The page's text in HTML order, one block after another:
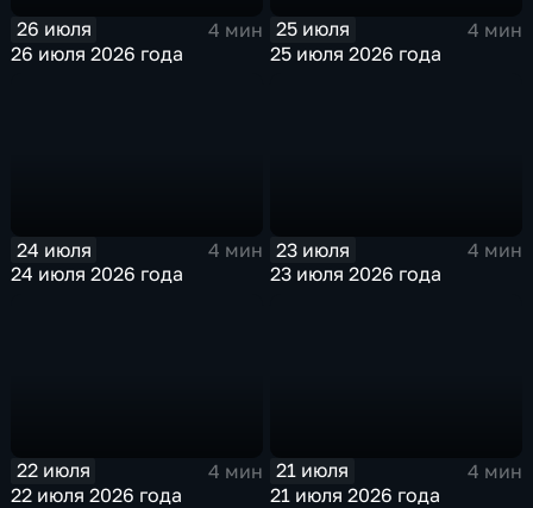
26 июля
4 мин
26 июля 2026 года
25 июля
4 мин
25 июля 2026 года
24 июля
4 мин
24 июля 2026 года
23 июля
4 мин
23 июля 2026 года
22 июля
4 мин
22 июля 2026 года
21 июля
4 мин
21 июля 2026 года